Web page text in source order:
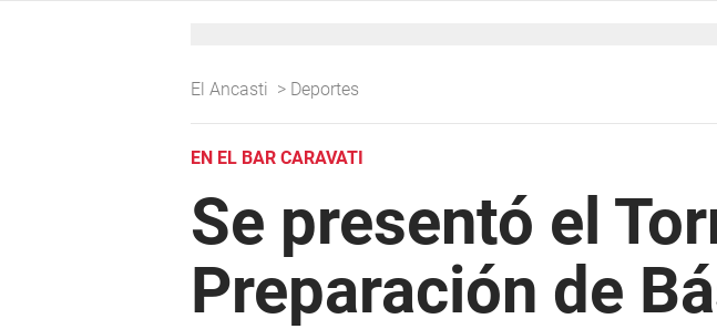
El Ancasti > Deportes
EN EL BAR CARAVATI
Se presentó el
Preparación de